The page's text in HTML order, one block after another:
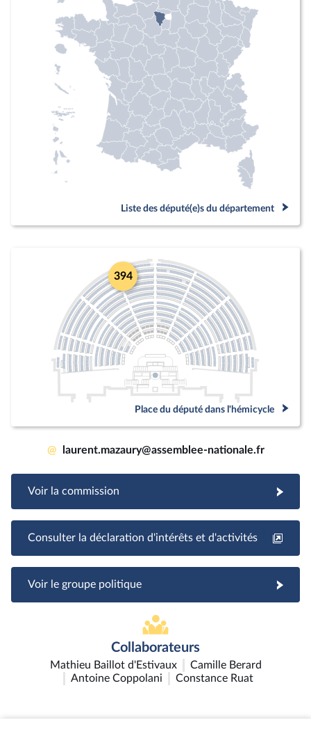
Liste des député(e)s du département
394
Place du député dans l'hémicycle
@ laurent.mazaury@assemblee-nationale.fr
Voir la commission
Consulter la déclaration d'intérêts et d'activités
Voir le groupe politique
Collaborateurs
Mathieu Baillot d'Estivaux
Camille Berard
Antoine Coppolani
Constance Ruat